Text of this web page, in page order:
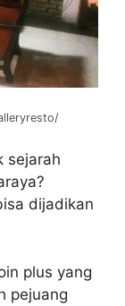
sejarah
dijadikan
plus yang
pejuang